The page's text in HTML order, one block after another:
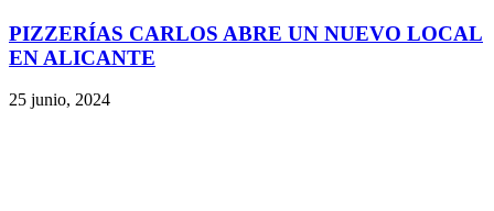
PIZZERÍAS CARLOS ABRE UN NUEVO LOCAL
EN ALICANTE
25 junio, 2024